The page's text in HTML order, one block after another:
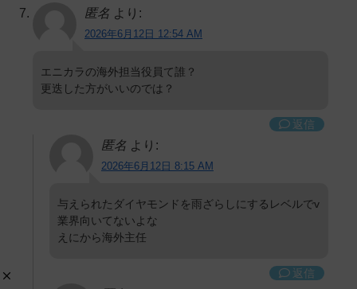
匿名 より:
2026年6月12日 12:54 AM
エニカラの海外担当役員て誰？
更迭した方がいいのでは？
返信
匿名 より:
2026年6月12日 8:15 AM
与えられたダイヤモンドを雨ざらしにするレベルでv
業界向いてないよな
えにから海外主任
返信